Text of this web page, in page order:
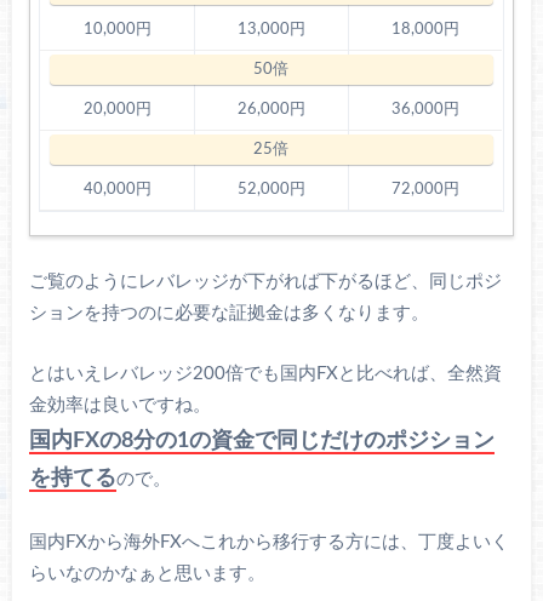
10,000円 13,000円 18,000円
20,000円 26,000円 36,000円
40,000円 52,000円 72,000円
ご覧のようにレバレッジが下がれば下がるほど、同じポジ
ションを持つのに必要な証拠金は多くなります。
とはいえレバレッジ200倍でも国内FXと比べれば、全然資
金効率は良いですね。
国内FXの8分の1の資金で同じだけのポジション
を持てるので。
国内FXから海外FXへこれから移行する方には、丁度よいく
らいなのかなぁと思います。